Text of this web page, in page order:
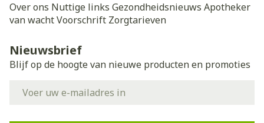
Over ons Nuttige links Gezondheidsnieuws Apotheker
van wachtVoorschrift Zorgtarieven
Nieuwsbrief
Blijf op de hoogte van nieuwe producten en promoties